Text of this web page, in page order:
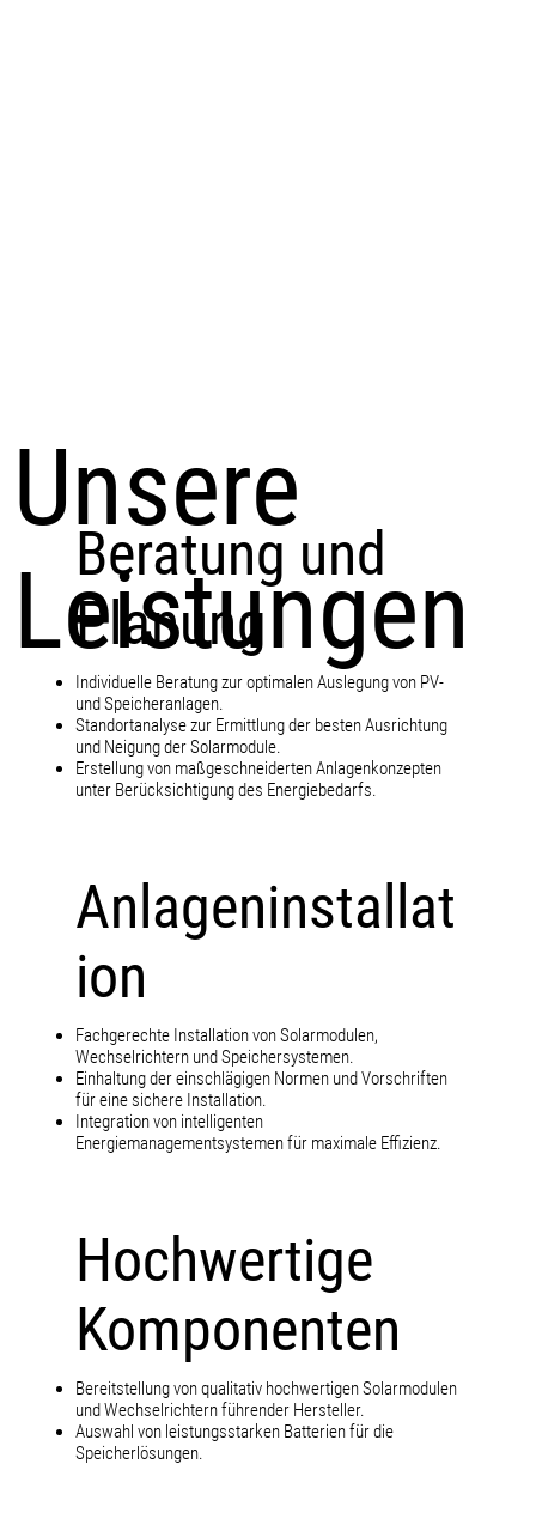
Beratung und
Planung
Individuelle Beratung zur optimalen Auslegung von PV-
und Speicheranlagen.
Standortanalyse zur Ermittlung der besten Ausrichtung
und Neigung der Solarmodule.
Erstellung von maßgeschneiderten Anlagenkonzepten
unter Berücksichtigung des Energiebedarfs.
Anlageninstallat
ion
Fachgerechte Installation von Solarmodulen,
Wechselrichtern und Speichersystemen.
Einhaltung der einschlägigen Normen und Vorschriften
für eine sichere Installation.
Integration von intelligenten
Energiemanagementsystemen für maximale Effizienz.
Hochwertige
Komponenten
Bereitstellung von qualitativ hochwertigen Solarmodulen
und Wechselrichtern führender Hersteller.
Auswahl von leistungsstarken Batterien für die
Speicherlösungen.
Unsere
Leistungen